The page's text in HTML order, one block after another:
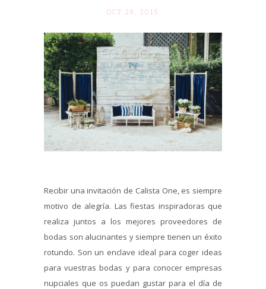
OCT 28. 2015
Recibir una invitación de Calista One, es siempre
motivo de alegría. Las fiestas inspiradoras que
realiza juntos a los mejores proveedores de
bodas son alucinantes y siempre tienen un éxito
rotundo. Son un enclave ideal para coger ideas
para vuestras bodas y para conocer empresas
nupciales que os puedan gustar para el día de